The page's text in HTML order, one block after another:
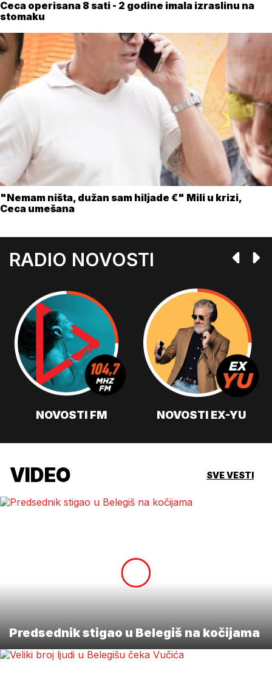
Ceca operisana 8 sati - 2 godine imala izraslinu na
stomaku
"Nemam ništa, dužan sam hiljade €" Mili u krizi,
Ceca umešana
RADIO NOVOSTI
NOVOSTI FM NOVOSTI EX-YU
VIDEO SVE VESTI
Predsednik stigao u Belegiš na kočijama